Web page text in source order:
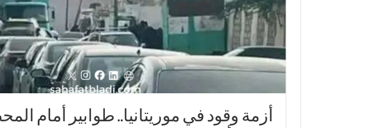
أزمة وقود في موريتانيا.. طوابير أمام